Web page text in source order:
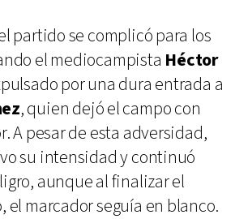
partido se complicó para los
el mediocampista Héctor
por una dura entrada a
, quien dejó el campo con
A pesar de esta adversidad,
su intensidad y continuó
aunque al finalizar el
el marcador seguía en blanco.